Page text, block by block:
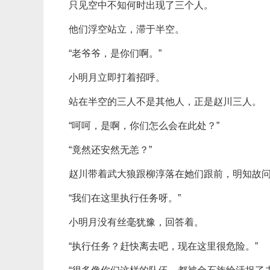
只见空中不知何时出现了三个人。
他们浮空站立，滞于半空。
“老爷爷，是你们啊。”
小明月立即打着招呼。
站在半空的三人不是其他人，正是赵川三人。
“呵呵，是啊，你们怎么会在此处？”
“竟然还安然无恙？”
赵川带着武大狼跟柳淳落在她们跟前，明知故问
“我们在这里执行任务呀。”
小明月没有丝毫犹豫，回答着。
“执行任务？赶快离去吧，现在这里很危险。”